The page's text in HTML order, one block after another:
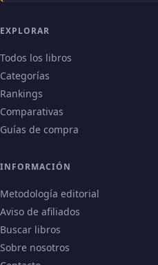
EXPLORAR
Todos los libros
Categorías
Rankings
Comparativas
Guías de compra
INFORMACIÓN
Metodología editorial
Aviso de afiliados
Buscar libros
Sobre nosotros